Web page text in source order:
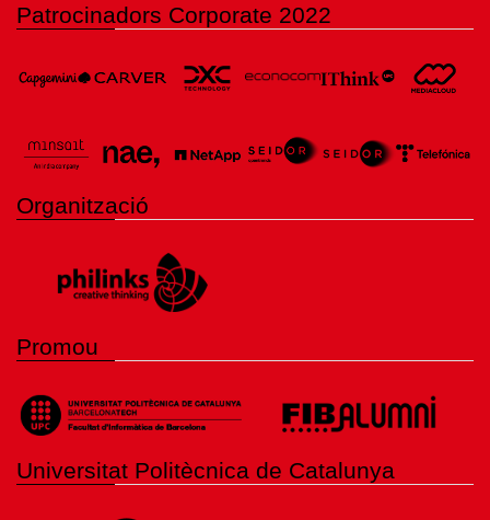
Patrocinadors Corporate 2022
Organització
Promou
Universitat Politècnica de Catalunya